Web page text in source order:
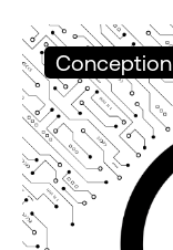
Conception